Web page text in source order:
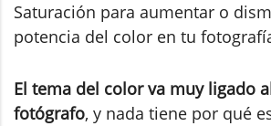
Saturación para aumentar o
potencia del color en tu
El tema del color va muy ligado
fotógrafo, y nada tiene por qué